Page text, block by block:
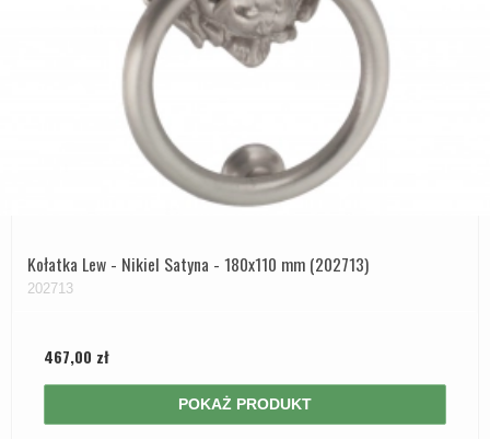
Kołatka Lew - Nikiel Satyna - 180x110 mm (202713)
202713
467,00 zł
POKAŻ PRODUKT